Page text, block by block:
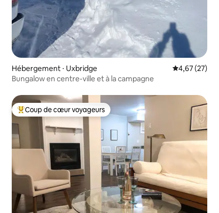
Hébergement ⋅ Uxbridge Évaluation
4,67 (27)
Bungalow en centre-ville et à la campagne
Coups de cœur voyageurs les plus appréciés
Coup de cœur voyageurs